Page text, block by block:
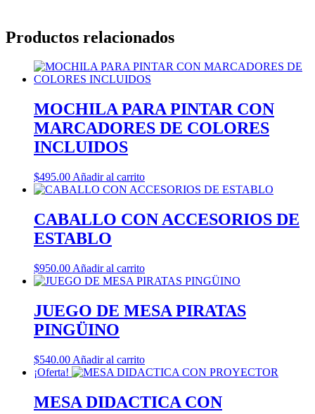
Productos relacionados
MOCHILA PARA PINTAR CON
MARCADORES DE COLORES
INCLUIDOS
$495.00 Añadir al carrito
CABALLO CON ACCESORIOS DE
ESTABLO
$950.00 Añadir al carrito
JUEGO DE MESA PIRATAS
PINGÜINO
$540.00 Añadir al carrito
¡Oferta!
MESA DIDACTICA CON